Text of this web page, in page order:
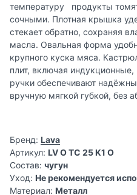
температуру продукты
сочными. Плотная крышка
стекает обратно, сохраняя
масла. Овальная форма
крупного куска мяса.
плит, включая
ручки обеспечивают
вручную мягкой губкой, без
Бренд: Lava
Артикул: LV O TC 25 K1 O
Состав: чугун
Уход: Не рекомендуется
Материал: Металл